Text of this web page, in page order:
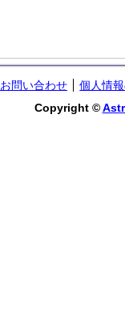
お問い合わせ
個人情
Copyright ©